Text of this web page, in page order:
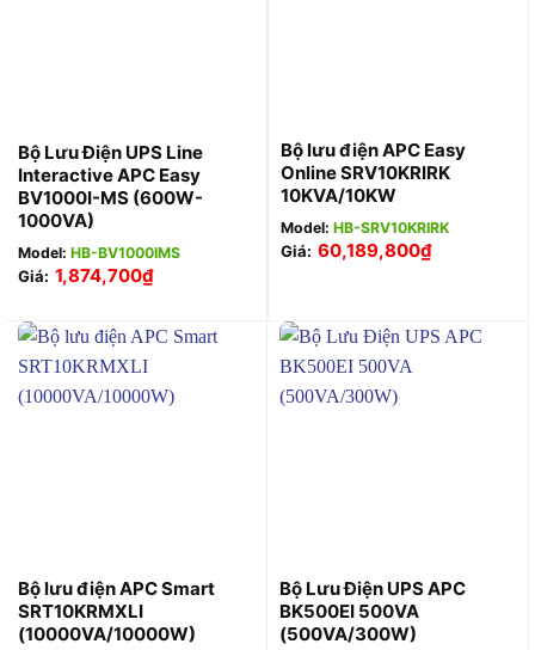
Bộ Lưu Điện UPS Line
Interactive APC Easy
BV1000I-MS (600W-
1000VA)
Model: HB-BV1000IMS
Giá: 1,874,700₫
Bộ lưu điện APC Easy
Online SRV10KRIRK
10KVA/10KW
Model: HB-SRV10KRIRK
Giá: 60,189,800₫
Bộ lưu điện APC Smart
SRT10KRMXLI
(10000VA/10000W)
Bộ Lưu Điện UPS APC
BK500EI 500VA
(500VA/300W)